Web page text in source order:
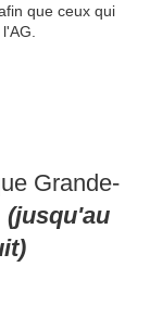
que ceux qui
Grande-
(jusqu'au